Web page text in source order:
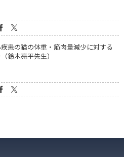
疾患の猫の体重・筋肉量減少に対する
鈴木亮平先生）